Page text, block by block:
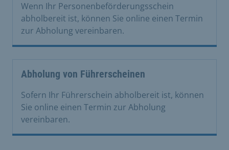
Wenn Ihr Personenbeförderungsschein
abholbereit ist, können Sie online einen Termin
zur Abholung vereinbaren.
Abholung von Führerscheinen
Sofern Ihr Führerschein abholbereit ist, können
Sie online einen Termin zur Abholung
vereinbaren.